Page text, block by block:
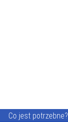
Co jest potrzebne?